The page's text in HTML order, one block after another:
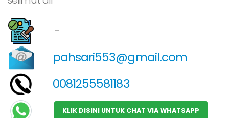
-
pahsari553@gmail.com
0081255581183
KLIK DISINI UNTUK CHAT VIA WHATSAPP